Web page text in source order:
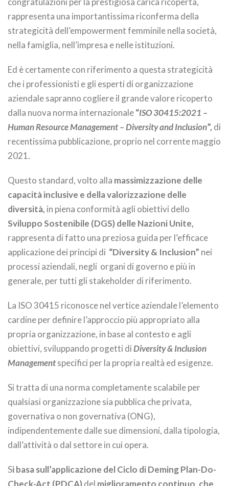
rappresenta una importantissima riconferma della
strategicità dell’empowerment femminile nella società,
nella famiglia, nell’impresa e nelle istituzioni.
Ed è certamente con riferimento a questa strategicità
che i professionisti e gli esperti di organizzazione
aziendale sapranno cogliere il grande valore ricoperto
dalla nuova norma internazionale“ISO 30415:2021 –
Human Resource Management – Diversity and Inclusion”, di
recentissima pubblicazione, proprio nel corrente maggio
2021.
Questo standard, volto alla massimizzazione delle
capacità inclusive e della valorizzazione delle
diversità, in piena conformità agli obiettivi dello
Sviluppo Sostenibile (DGS) delle Nazioni Unite,
rappresenta di fatto una preziosa guida per l’efficace
applicazione dei principi di “Diversity & Inclusion” nei
processi aziendali, negli organi di governo e più in
generale, per tutti gli stakeholder di riferimento.
La ISO 30415 riconosce nel vertice aziendale l’elemento
cardine per definire l’approccio più appropriato alla
propria organizzazione, in base al contesto e agli
obiettivi, sviluppando progetti diDiversity & Inclusion
Managementspecifici per la propria realtà ed esigenze.
Si tratta di una norma completamente scalabile per
qualsiasi organizzazione sia pubblica che privata,
governativa o non governativa (ONG),
indipendentemente dalle sue dimensioni, dalla tipologia,
dall’attività o dal settore in cui opera.
Si basa sull’applicazione del Ciclo di Deming Plan-Do-